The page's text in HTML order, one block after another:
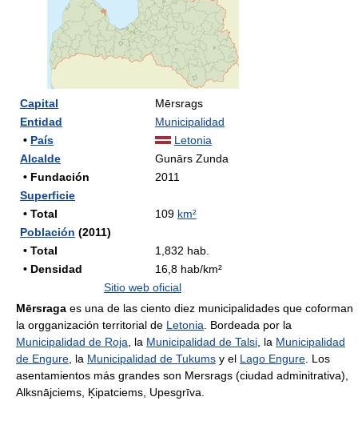
Capital
Mērsrags
Entidad
Municipalidad
• País
Letonia
Alcalde
Gunārs Zunda
• Fundación
2011
Superficie
• Total
109 km²
Población (2011)
• Total
1,832 hab.
• Densidad
16,8 hab/km²
Sitio web oficial
Mērsraga es una de las ciento diez municipalidades que coforman
la orgganización territorial de Letonia . Bordeada por la
Municipalidad de Roja , la Municipalidad de Talsi , la Municipalidad
de Engure , la Municipalidad de Tukums y el Lago Engure . Los
asentamientos más grandes son Mersrags (ciudad adminitrativa),
Alksnājciems, Ķipatciems, Upesgrīva.